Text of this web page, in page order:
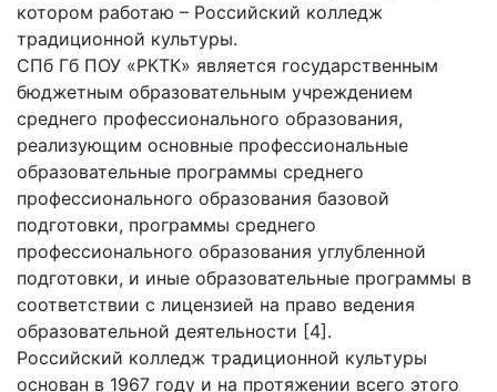
котором работаю – Российский колледж
традиционной культуры.
СПб Гб ПОУ «РКТК» является государственным
бюджетным образовательным учреждением
среднего профессионального образования,
реализующим основные профессиональные
образовательные программы среднего
профессионального образования базовой
подготовки, программы среднего
профессионального образования углубленной
подготовки, и иные образовательные программы в
соответствии с лицензией на право ведения
образовательной деятельности [4].
Российский колледж традиционной культуры
основан в 1967 году и на протяжении всего этого